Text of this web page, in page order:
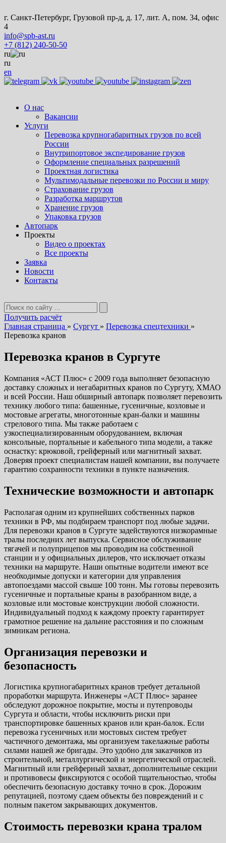
г. Санкт-Петербург, Грузовой пр-д, д. 17, лит. А, пом. 34, офис
4
info@spb-ast.ru
+7 (812) 240-50-50
ru
ru
en
О нас
Вакансии
Услуги
Перевозка крупногабаритных грузов по всей
России
Внутрипортовое экспедирование грузов
Оформление специальных разрешений
Проектная логистика
Мультимодальные перевозки по России и миру
Страхование грузов
Разработка маршрутов
Хранение грузов
Упаковка грузов
Автопарк
Проекты
Видео о проектах
Все проекты
Заявка
Новости
Контакты
Получить расчёт
Главная страница » Сургут » Перевозка спецтехники »
Перевозка кранов
Перевозка кранов в Сургуте
Компания «АСТ Плюс» с 2009 года выполняет безопасную
доставку сложных и негабаритных кранов по Сургуту, ХМАО
и всей России. Наш обширный автопарк позволяет перевозить
технику любого типа: башенные, гусеничные, козловые и
мостовые агрегаты, многотонные кран-балки и машины
стрелового типа. Мы также работаем с
узкоспециализированным оборудованием, включая
консольные, портальные и кабельного типа модели, а также
оснастку: крюковой, грейферный или магнитный захват.
Доверяя проект специалистам нашей компании, вы получаете
гарантию сохранности техники в пункте назначения.
Технические возможности и автопарк
Располагая одним из крупнейших собственных парков
техники в РФ, мы подбираем транспорт под любые задачи.
Для перевозки кранов в Сургуте задействуются низкорамные
тралы последних лет выпуска. Сервисное обслуживание
тягачей и полуприцепов мы проводим на собственной
станции и у официальных дилеров, что исключает отказы
техники на маршруте. Наши опытные водители имеют все
необходимые допуски и категории для управления
автопоездами массой свыше 100 тонн. Мы готовы перевозить
гусеничные и портальные краны в разобранном виде, а
козловые или мостовые конструкции любой сложности.
Индивидуальный подход к каждому проекту гарантирует
грамотное решение на дальние расстояния и по сложным
зимникам региона.
Организация перевозки и
безопасность
Логистика крупногабаритных кранов требует детальной
проработки маршрута. Инженеры «АСТ Плюс» заранее
обследуют дорожное покрытие, мосты и путепроводы
Сургута и области, чтобы исключить риски при
транспортировке башенных кранов или кран-балок. Если
перевозка гусеничных или мостовых систем требует
частичного демонтажа, мы организуем такелажные работы
силами нашей же бригады. Это удобно для заказчиков из
строительной, металлургической и энергетической отраслей.
Магнитный или грейферный захват, дополнительные секции
и противовесы фиксируются с особой тщательностью, чтобы
обеспечить безопасную доставку точно в срок. Дорожим
репутацией, поэтому сдаем объекты без повреждений и с
полным пакетом закрывающих документов.
Стоимость перевозки крана тралом